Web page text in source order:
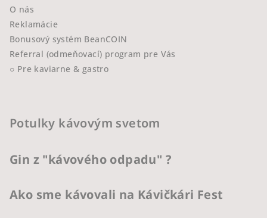
O nás
Reklamácie
Bonusový systém BeanCOIN
Referral (odmeňovací) program pre Vás
○ Pre kaviarne & gastro
Potulky kávovým svetom
Gin z "kávového odpadu" ?
Ako sme kávovali na Kávičkári Fest